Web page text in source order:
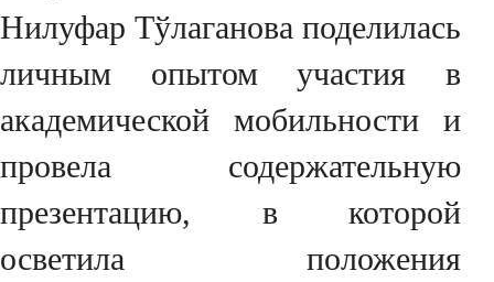
Нилуфар Тўлаганова поделилась
личным опытом участия в
академической мобильности и
провела содержательную
презентацию, в которой
осветила положения